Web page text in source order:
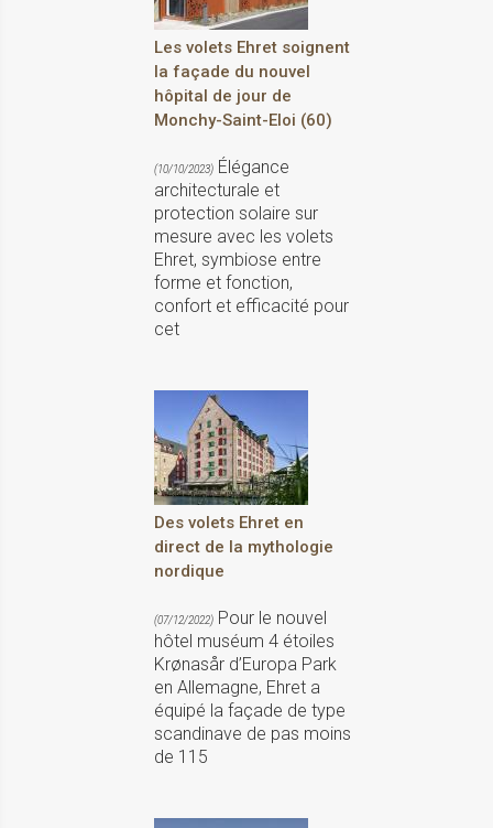
Les volets Ehret soignent
la façade du nouvel
hôpital de jour de
Monchy-Saint-Eloi (60)
(10/10/2023) Élégance
architecturale et
protection solaire sur
mesure avec les volets
Ehret, symbiose entre
forme et fonction,
confort et efficacité pour
cet
Des volets Ehret en
direct de la mythologie
nordique
(07/12/2022) Pour le nouvel
hôtel muséum 4 étoiles
Krønasår d’Europa Park
en Allemagne, Ehret a
équipé la façade de type
scandinave de pas moins
de 115